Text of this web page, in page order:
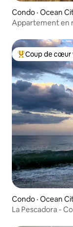
Condo · Ocean
Appartement en
Coup de cœur
Coup de cœur
Condo · Ocean
La Pescadora -